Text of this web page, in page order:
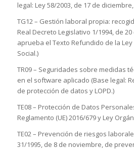
legal: Ley 58/2003, de 17 de
TG12 – Gestión laboral propia:
Real Decreto Legislativo 1/1994, de
aprueba el Texto Refundido de la
Social.)
TR09 – Seguridades sobre medidas
en el software aplicado (Base legal:
de protección de datos y LOPD.)
TE08 – Protección de Datos
Reglamento (UE) 2016/679 y Ley
TE02 – Prevención de riesgos
31/1995, de 8 de noviembre, de